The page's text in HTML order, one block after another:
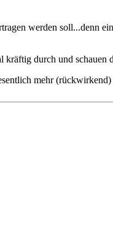
werden soll...denn
durch und
mehr